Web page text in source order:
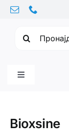
Skip
content
Toggle
Bioxsine